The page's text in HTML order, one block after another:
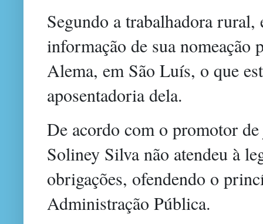
Segundo a trabalhadora
informação de sua nomeação
Alema, em São Luís, o que
aposentadoria dela.
De acordo com o promotor
Soliney Silva não atendeu à
obrigações, ofendendo o
Administração Pública.